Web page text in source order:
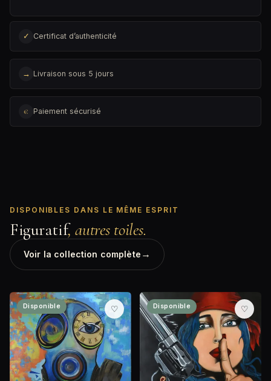
✓ Certificat d’authenticité
→ Livraison sous 5 jours
€ Paiement sécurisé
DISPONIBLES DANS LE MÊME ESPRIT
Figuratif, autres toiles.
Voir la collection complète →
Disponible ♡ Disponible ♡